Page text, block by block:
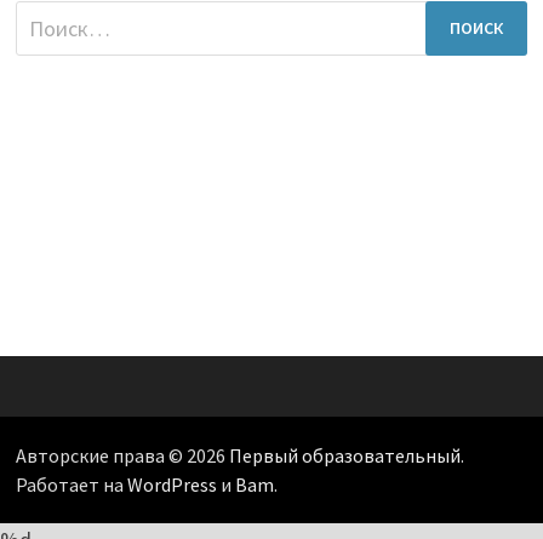
Найти:
Авторские права © 2026 Первый образовательный.
Работает на WordPress и Bam.